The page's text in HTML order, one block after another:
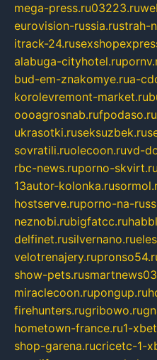
mega-press.ru03223.ru
eurovision-russia.rustrah-
itrack-24.ru
alabuga-cityhotel.ru
bud-em-znakomye.rua-
korolevremont-market.ru
oooagrosnab.rufpodaso.ru
ukrasotki.ruseksuzbek.ru
sovratili.ruolecoon.ruvd-
rbc-news.ruporno-skvirt.ru
13autor-kolonka.ru
hostserve.ruporno-na-
neznobi.rubigfatcc.ru
delfinet.rusilvernano.ru
velotrenajery.ru
show-pets.ru
miraclecoon.rupongup.ru
firehunters.rugribowo.ru
hometown-france.ru1-
shop-garena.rucricetc-1-